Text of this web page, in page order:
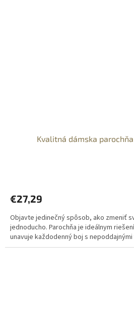
Kvalitná dámska
€27,29
Objavte jedinečný spôsob, ako zmeniť
jednoducho. Parochňa je ideálnym
unavuje každodenný boj s nepoddajnými